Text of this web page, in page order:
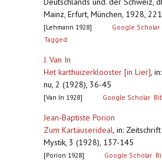
Mainz, Erfurt, München, 1928,
[Lehmann 1928] Google Scholar
Tagged
J. Van In
Het karthuizerklooster [in Lier],
nu, 2 (1928), 36-45
[Van In 1928] Google Scholar
Jean-Baptiste Porion
Zum Kartäuserideal, in:
Mystik, 3 (1928), 137-145
[Porion 1928] Google Scholar